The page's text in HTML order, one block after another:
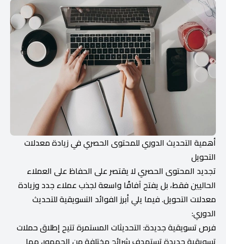
أهمية التحديث الدوري للمحتوى الحصري في زيادة معدلات
التحويل
تجديد المحتوى الحصري لا يقتصر على الحفاظ على العملاء
الحاليين فقط، بل يفتح آفاقًا واسعة لجذب عملاء جدد وزيادة
معدلات التحويل. فيما يلي أبرز الفوائد التسويقية للتحديث
الدوري:
فرص تسويقية جديدة: التحديثات المستمرة تتيح إطلاق حملات